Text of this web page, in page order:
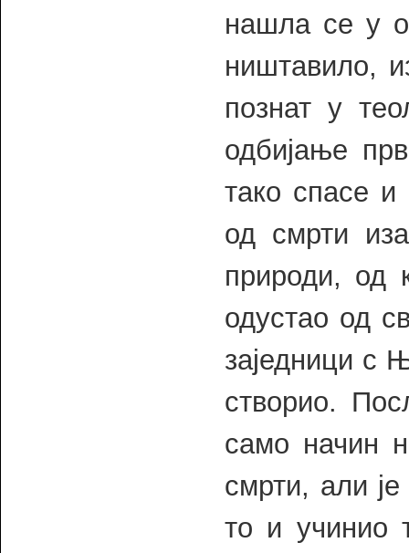
нашла се у
ништавило,
познат у
одбијање
тако спасе и
од смрти
природи, од
одустао од
заједници с
створио.
само начин
смрти, али
то и учинио